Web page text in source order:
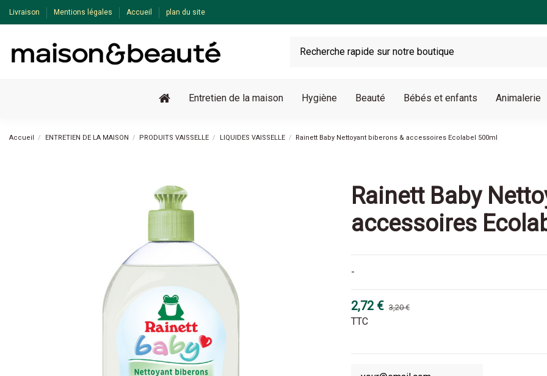
Livraison Mentions légales Accueil plan du site
Entretien de la maison Hygiène Beauté Bébés et enfants Animalerie
Accueil ENTRETIEN DE LA MAISON PRODUITS VAISSELLE LIQUIDES VAISSELLE Rainett Baby Nettoyant biberons & accessoires Ecolabel 500ml
Rainett Baby
accessoires
-
2,72 € 3,20 €
TTC